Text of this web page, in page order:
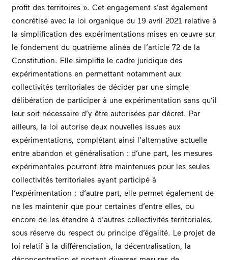
profit des territoires ». Cet engagement s’est également
concrétisé avec la loi organique du 19 avril 2021 relative à
la simplification des expérimentations mises en œuvre sur
le fondement du quatrième alinéa de l’article 72 de la
Constitution. Elle simplifie le cadre juridique des
expérimentations en permettant notamment aux
collectivités territoriales de décider par une simple
délibération de participer à une expérimentation sans qu’il
leur soit nécessaire d’y être autorisées par décret. Par
ailleurs, la loi autorise deux nouvelles issues aux
expérimentations, complétant ainsi l’alternative actuelle
entre abandon et généralisation : d’une part, les mesures
expérimentales pourront être maintenues pour les seules
collectivités territoriales ayant participé à
l’expérimentation ; d’autre part, elle permet également de
ne les maintenir que pour certaines d’entre elles, ou
encore de les étendre à d’autres collectivités territoriales,
sous réserve du respect du principe d’égalité. Le projet de
loi relatif à la différenciation, la décentralisation, la